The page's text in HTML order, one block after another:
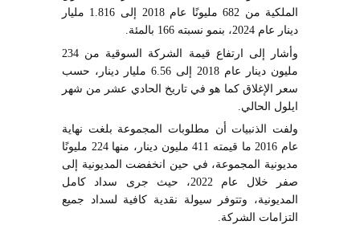
الملكية من 682 مليونًا عام 2018 إلى 1.816 مليار
دينار عام 2024، بنمو نسبته 166 بالمئة.
وأشار إلى ارتفاع قيمة الشركة السوقية من 234
مليون دينار عام 2018 إلى 6.56 مليار دينار، حسب
سعر الإغلاق كما هو في تاريخ الحادي عشر من شهر
ايلول الحالي.
ولفت الذنبيات أن مطلوبات المجموعة بلغت نهاية
عام 2016 ما قيمته 411 مليون دينار، منها 224 مليونًا
مديونية المجموعة، في حين انخفضت المديونية إلى
صفر خلال عام 2022، حيث جرى سداد كامل
المديونية، وتتوفر سيولة نقدية كافية لسداد جميع
التزامات الشركة.